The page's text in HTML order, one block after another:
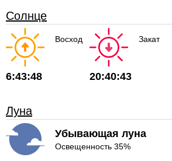
Солнце
Восход
6:43:48
Закат
20:40:43
Луна
Убывающая луна
Освещенность 35%